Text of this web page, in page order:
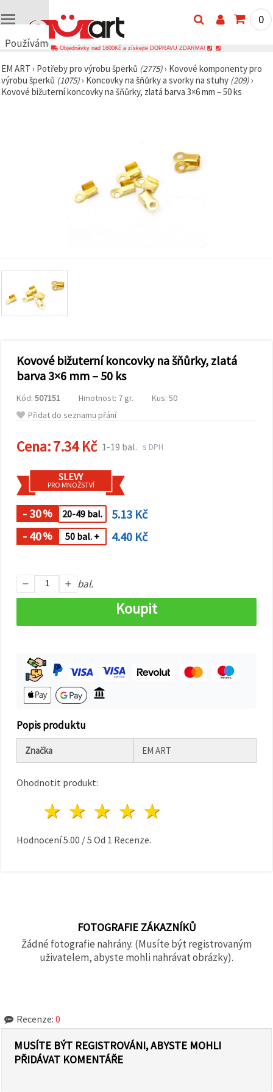
Používáme
🍪
Používáme
cookies a
zobrazovali
reklamu, a
to i s
pomocí
našich
marketing.
Můžete
souhlasit s
všech
cookies
kliknutím
vše!" Nebo
uvést své
preference v
Nastavení
výběrem
daného
cookies a
kliknutím
na tlačítko
Přijmout
Nastavení
0
Objednávky nad 1600Kč a získejte DOPRAVU ZDARMA!
EM ART › Potřeby pro výrobu šperků (2775)› Kovové komponenty pro
výrobu šperků (1075)› Koncovky na šňůrky a svorky na stuhy (209)›
Kovové bižuterní koncovky na šňůrky, zlatá barva 3×6 mm – 50 ks
Kovové bižuterní koncovky na šňůrky, zlatá
barva 3×6 mm – 50 ks
Kód: 507151 Hmotnost: 7 gr.
Kus: 50
Přidat do seznamu přání
Cena:7.34 Kč 1-19 bal. s DPH
SLEVY
PRO MNOŽSTVÍ
- 30% 20-49 bal.
5.13 Kč
- 40% 50 bal. + 4.40 Kč
bal.
Koupit
Popis produktu
Značka EM ART
Ohodnotit produkt:
4 hvězdy
3 hvězdy
2 hvězdy
1 hvězda
Hodnocení5.00 /5 Od 1 Recenze.
FOTOGRAFIE ZÁKAZNÍKŮ
Žádné fotografie nahrány. (Musíte být registrovaným
uživatelem, abyste mohli nahrávat obrázky).
Recenze: 0
MUSÍTE BÝT REGISTROVÁNI, ABYSTE MOHLI
PŘIDÁVAT KOMENTÁŘE